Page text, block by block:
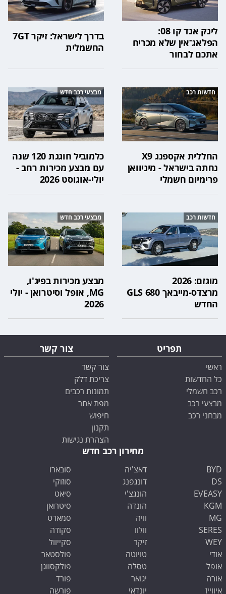
לינק אנד קו 08:
הפלאג־אין שלא מכריח
אתכם לבחור
בדרך לישראל: זיקר 7GT
החשמלית
חדשות רכב
החללית אקספנג X9
נחתה בישראל - מיניוואן
פרימיום חשמלי
מבצעי רכב חדש
כלמוביל חוגגת 120 שנה
עם מבצע מכירות רחב -
יולי-אוגוסט 2026
חדשות רכב
מוגזם: 2026
מרצדס-מייבאך GLS 680
החדש
מבצעי רכב חדש
מבצע מכירות בפיג'ו,
MG, אופל וסיטרואן - יולי
2026
תפריט
ראשי
כל החדשות
רכב חשמלי
מבצעי רכב
מבחני רכב
צור קשר
צור קשר
צריכת דלק
תמונות רכבים
מפת אתר
חיפוש
תקנון
הצהרת נגישות
מחירון רכב חדש
BYD
DS
EVEASY
KGM
MG
SERES
WEY
אודי
אופל
אורה
איווייז
דאצ'יה
דונגפנג
הונגצ'י
הונדה
וויה
וולוו
זיקר
טויוטה
טסלה
יגואר
יונדאי
סובארו
סוזוקי
סיאט
סיטרואן
סמארט
סקודה
סקייוול
פולסטאר
פולקסווגן
פורד
פורשה